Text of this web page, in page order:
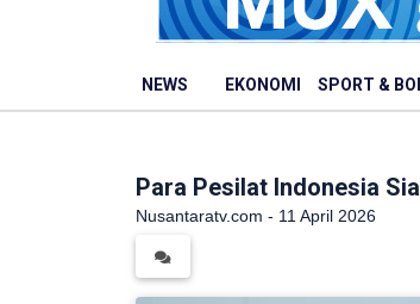
NEWS EKONOMI SPORT &
Para Pesilat Indonesia
Nusantaratv.com - 11 April 2026